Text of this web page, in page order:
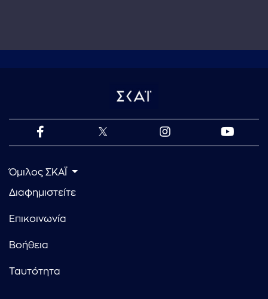
Όμιλος ΣΚΑΪ
Διαφημιστείτε
Επικοινωνία
Βοήθεια
Ταυτότητα